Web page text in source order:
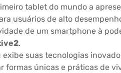
tablet do mundo a
usuários de alto
de um smartphone à
.
exibe suas tecnologias
formas únicas e práticas de